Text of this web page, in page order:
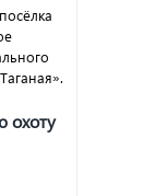
охоту